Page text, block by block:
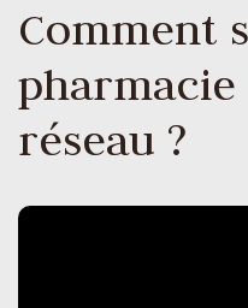
Comment
pharmacie
réseau ?